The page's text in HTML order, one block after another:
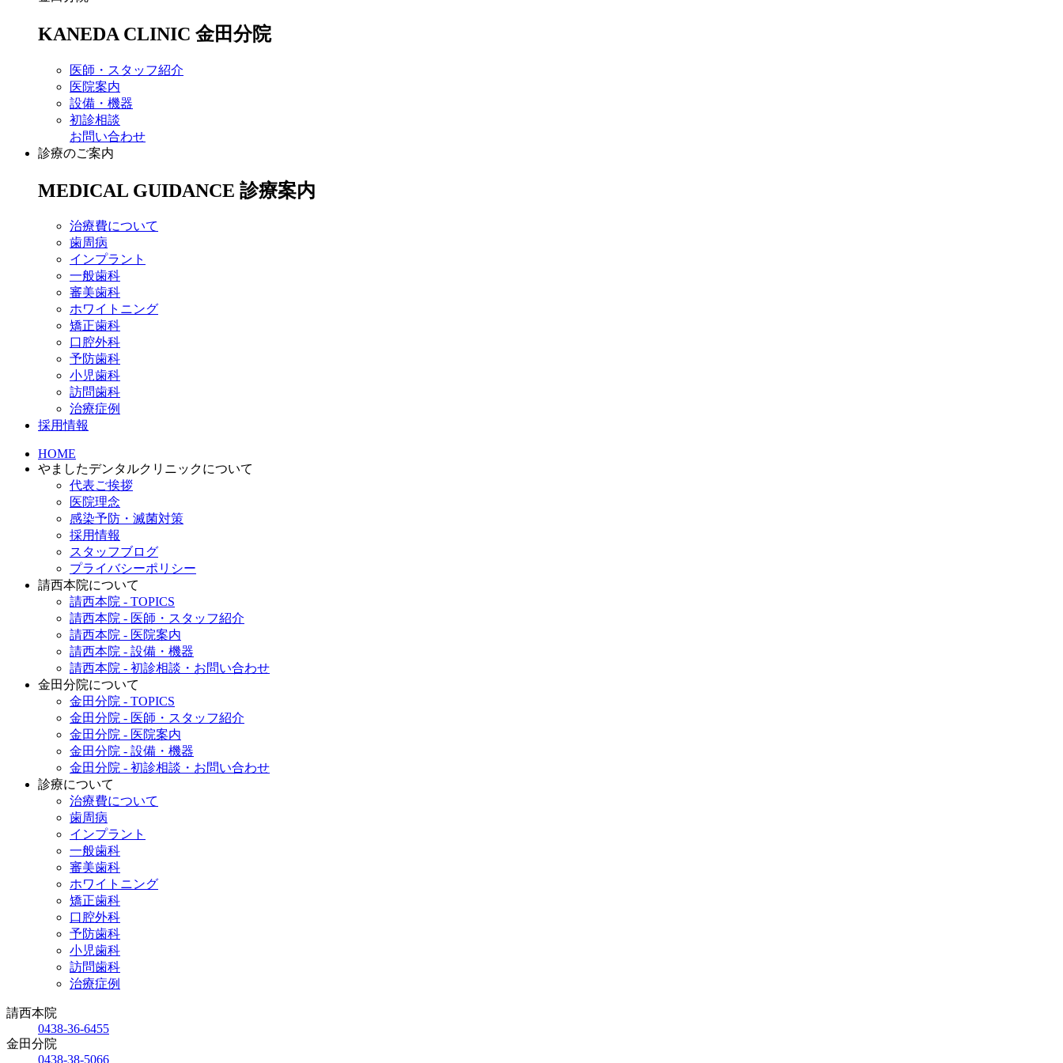
KANEDA CLINIC 金田分院
医師・スタッフ紹介
医院案内
設備・機器
初診相談
お問い合わせ
診療のご案内
MEDICAL GUIDANCE 診療案内
治療費について
歯周病
インプラント
一般歯科
審美歯科
ホワイトニング
矯正歯科
口腔外科
予防歯科
小児歯科
訪問歯科
治療症例
採用情報
HOME
やましたデンタルクリニックについて
代表ご挨拶
医院理念
感染予防・滅菌対策
採用情報
スタッフブログ
プライバシーポリシー
請西本院について
請西本院 - TOPICS
請西本院 - 医師・スタッフ紹介
請西本院 - 医院案内
請西本院 - 設備・機器
請西本院 - 初診相談・お問い合わせ
金田分院について
金田分院 - TOPICS
金田分院 - 医師・スタッフ紹介
金田分院 - 医院案内
金田分院 - 設備・機器
金田分院 - 初診相談・お問い合わせ
診療について
治療費について
歯周病
インプラント
一般歯科
審美歯科
ホワイトニング
矯正歯科
口腔外科
予防歯科
小児歯科
訪問歯科
治療症例
請西本院
0438-36-6455
金田分院
0438-38-5066